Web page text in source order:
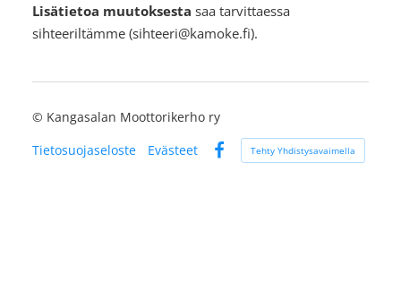
Lisätietoa muutoksesta saa tarvittaessa
sihteeriltämme (sihteeri@kamoke.fi).
© Kangasalan Moottorikerho ry
Tietosuojaseloste
Evästeet
Facebook
Tehty Yhdistysavaimella